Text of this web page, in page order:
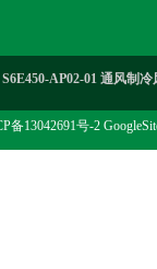
AP02-01 通风制
备13042691号-2